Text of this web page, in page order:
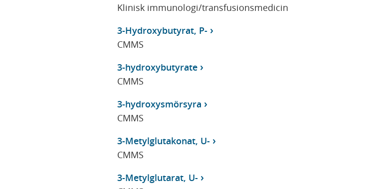
Klinisk immunologi/transfusionsmedicin
3-Hydroxybutyrat, P-
CMMS
3-hydroxybutyrate
CMMS
3-hydroxysmörsyra
CMMS
3-Metylglutakonat, U-
CMMS
3-Metylglutarat, U-